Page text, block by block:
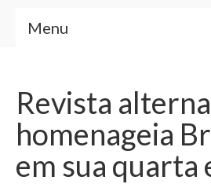
Menu
Fernando Fidelis
Café com Fidelis
Notícias Brasília
Revista
homenageia
em sua quarta